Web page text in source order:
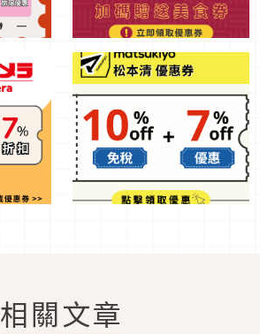
相關文章